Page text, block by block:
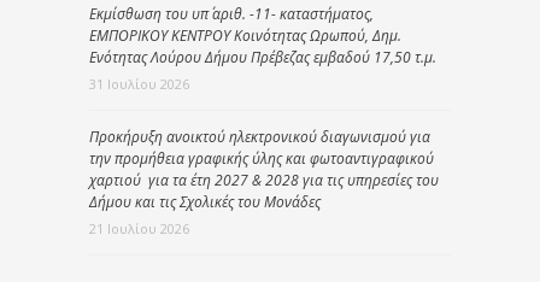
Εκμίσθωση του υπ΄ αριθ. -11- καταστήματος,
ΕΜΠΟΡΙΚΟΥ ΚΕΝΤΡΟΥ Κοινότητας Ωρωπού, Δημ.
Ενότητας Λούρου Δήμου Πρέβεζας εμβαδού 17,50 τ.μ.
31 Ιουλίου 2026
Προκήρυξη ανοικτού ηλεκτρονικού διαγωνισμού για
την προμήθεια γραφικής ύλης και φωτοαντιγραφικού
χαρτιού για τα έτη 2027 & 2028 για τις υπηρεσίες του
Δήμου και τις Σχολικές του Μονάδες
21 Ιουλίου 2026